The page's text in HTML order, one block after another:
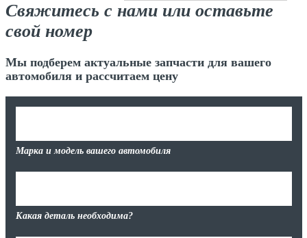
Свяжитесь с нами или оставьте
свой номер
Мы подберем актуальные запчасти для вашего
автомобиля и рассчитаем цену
Марка и модель вашего автомобиля
Какая деталь необходима?